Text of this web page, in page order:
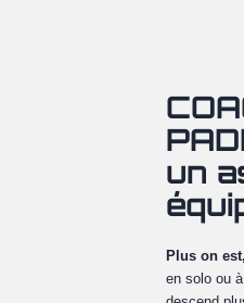
un
Plus on
en solo ou